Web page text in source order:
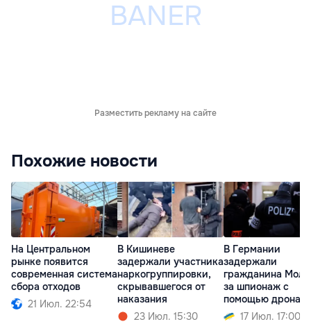
Разместить рекламу на сайте
Похожие новости
На Центральном
рынке появится
современная система
сбора отходов
21 Июл. 22:54
В Кишиневе
задержали участника
наркогруппировки,
скрывавшегося от
наказания
23 Июл. 15:30
В Германии
задержали
гражданина
за шпионаж с
помощью дрона
17 Июл. 17:00